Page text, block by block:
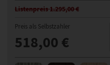
Listenpreis 1.295,00 €
Preis als Selbstzahler
518,00 €